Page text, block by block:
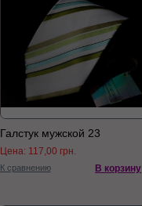
Галстук мужской 23
Цена: 117,00 грн.
К сравнению В корзину